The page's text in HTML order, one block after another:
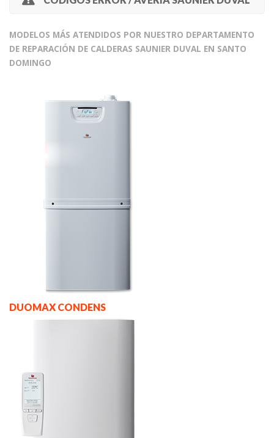
MODELOS MÁS ATENDIDOS POR NUESTRO DEPARTAMENTO
DE REPARACIÓN DE CALDERAS SAUNIER DUVAL EN SANTO
DOMINGO
DUOMAX CONDENS